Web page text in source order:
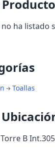
ha listado
Toallas
B